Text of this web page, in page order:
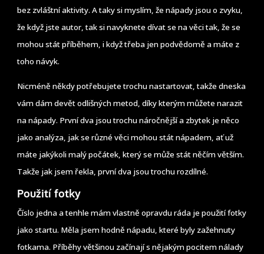
bez zvláštní aktivity. A taky si myslím, že nápady jsou o zvyku,
že když jste autor, tak si navyknete dívat se na věci tak, že se
mohou stát příběhem, i když třeba jen podvědomě a máte z
toho návyk.
Nicméně někdy potřebujete trochu nastartovat, takže dneska
vám dám devět odlišných metod, díky kterým můžete narazit
na nápady. První dva jsou trochu náročnější a zbytek je něco
jako analýza, jak se různé věci mohou stát nápadem, ať už
máte jakýkoli malý počátek, který se může stát něčím větším.
Takže jak jsem řekla, první dva jsou trochu rozdílné.
Použití fotky
Číslo jedna a tenhle mám vlastně opravdu ráda je použití fotky
jako startu. Měla jsem hodně nápadu, které byly zažehnuty
fotkama. Příběhy většinou začínají s nějakým pocitem nálady